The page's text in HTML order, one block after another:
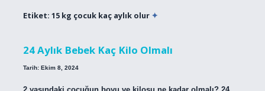
Etiket: 15 kg çocuk kaç aylık olur
24 Aylık Bebek Kaç Kilo Olmalı
Tarih: Ekim 8, 2024